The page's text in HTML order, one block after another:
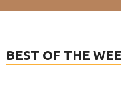
BEST OF THE